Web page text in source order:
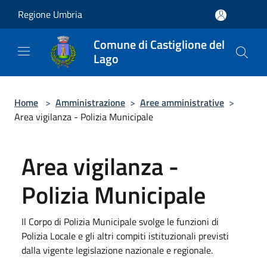
Regione Umbria
Comune di Castiglione del
Lago
Home > Amministrazione > Aree amministrative >
Area vigilanza - Polizia Municipale
Area vigilanza -
Polizia Municipale
Il Corpo di Polizia Municipale svolge le funzioni di
Polizia Locale e gli altri compiti istituzionali previsti
dalla vigente legislazione nazionale e regionale.